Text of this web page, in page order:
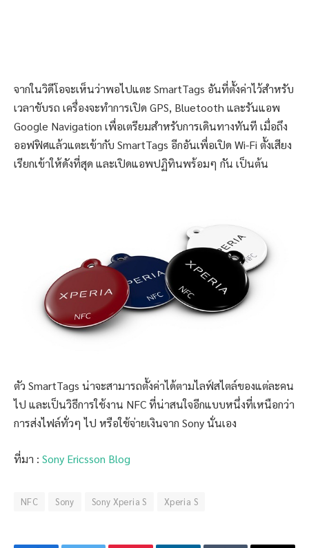
จากในวิดีโอจะเห็นว่าพอไปแตะ SmartTags อันที่ตั้งค่าไว้สำหรับ
เวลาขับรถ เครื่องจะทำการเปิด GPS, Bluetooth และรันแอพ
Google Navigation เพื่อเตรียมสำหรับการเดินทางทันที เมื่อถึง
ออฟฟิศแล้วแตะเข้ากับ SmartTags อีกอันเพื่อเปิด Wi-Fi ตั้งเสียง
เรียกเข้าให้ดังที่สุด และเปิดแอพปฏิทินพร้อมๆ กัน เป็นต้น
ตัว SmartTags น่าจะสามารถตั้งค่าได้ตามไลฟ์สไตล์ของแต่ละคน
ไป และเป็นวิธีการใช้งาน NFC ที่น่าสนใจอีกแบบหนึ่งที่เหนือกว่า
การส่งไฟล์ทั่วๆ ไป หรือใช้จ่ายเงินจาก Sony นั่นเอง
ที่มา : Sony Ericsson Blog
NFC Sony Sony Xperia S Xperia S